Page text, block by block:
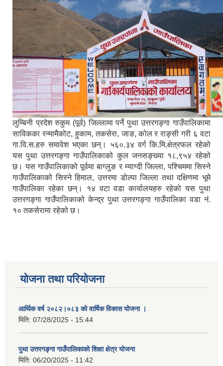
लुम्बिनी प्रदेश रुकुम (पूर्व) जिल्लामा पर्ने पुथा उत्तरगङ्गा गाउँपालिकामा
साविकका रन्मामैकोट, हुकाम, तकसेरा, जाङ, कोल र राङ्सी गरी ६ वटा
गा.वि.स.हरु समावेश भएका छन्। ५६०.३४ वर्ग कि.मि.क्षेत्रफल रहेको
यस पुथा उत्तरगङ्गा गाउँपालिकाको कुल जनसङ्ख्या १८,९५४ रहेको
छ। यस गाउँपालिकाको पूर्वमा बाग्लुङ र म्याग्दी जिल्ला, पश्चिममा सिस्ने
गाउँपालिकाको सिस्ने हिमाल, उत्तरमा डोल्पा जिल्ला तथा दक्षिणमा भूमे
गाउँपालिका रहेका छन्। १४ वटा वडा कार्यालयहरु रहेको यस पुथा
उत्तरगङ्गा गाउँपालिकाको केन्द्र पुथा उत्तरगङ्गा गाउँपालिका वडा नं.
१० तकसेरामा रहेको छ।
योजना तथा परियोजना
आर्थिक वर्ष २०८२।०८३ को वार्षिक विकास योजना ।
मिति: 07/28/2025 - 15:44
पुथा उत्तरगङ्गा गाउँपालिकाको शिक्षा क्षेत्र योजना
मिति: 06/20/2025 - 11:42